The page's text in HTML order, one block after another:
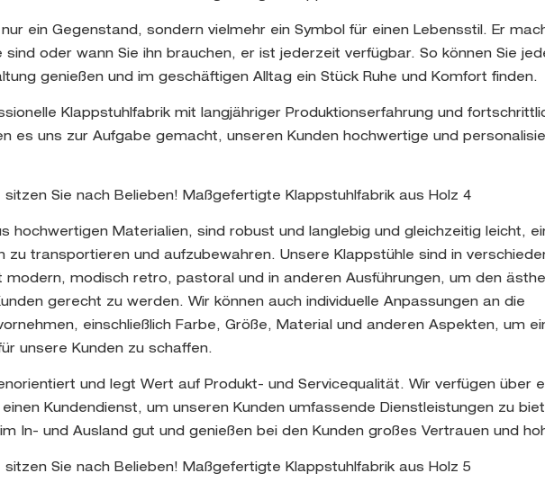
ein Gegenstand, sondern vielmehr ein Symbol für einen Lebensstil. Er
sind oder wann Sie ihn brauchen, er ist jederzeit verfügbar. So können Sie
genießen und im geschäftigen Alltag ein Stück Ruhe und Komfort finden.
Klappstuhlfabrik mit langjähriger Produktionserfahrung und
es uns zur Aufgabe gemacht, unseren Kunden hochwertige und
hochwertigen Materialien, sind robust und langlebig und gleichzeitig leicht,
zu transportieren und aufzubewahren. Unsere Klappstühle sind in
modern, modisch retro, pastoral und in anderen Ausführungen, um den
gerecht zu werden. Wir können auch individuelle Anpassungen an die
einschließlich Farbe, Größe, Material und anderen Aspekten, um
unsere Kunden zu schaffen.
und legt Wert auf Produkt- und Servicequalität. Wir verfügen über
Kundendienst, um unseren Kunden umfassende Dienstleistungen zu
In- und Ausland gut und genießen bei den Kunden großes Vertrauen und